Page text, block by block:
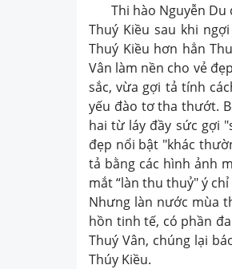
Thi hào Nguyễn Du
Thuý Kiều sau khi
Thuý Kiều hơn hẳn
Vân làm nền cho vẻ
sắc, vừa gợi tả tính
yếu đào tơ tha thướt.
hai từ láy đầy sức gợi
đẹp nổi bật "khác
tả bằng các hình ảnh
mắt “làn thu thuỷ" ý
Nhưng làn nước mùa
hồn tinh tế, có phần
Thuý Vân, chúng lại
Thúy Kiều.